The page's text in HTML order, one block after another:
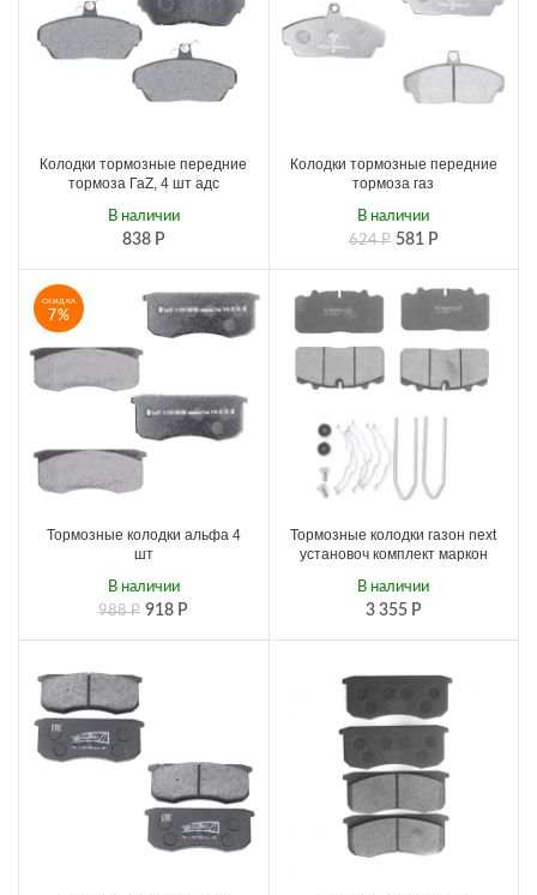
Колодки тормозные передние
тормоза ГаZ, 4 шт адс
838 Р
В наличии
Колодки тормозные передние
тормоза газ
624Р 581 Р
В наличии
СКИДКА
7%
Тормозные колодки альфа 4
шт
988Р 918 Р
В наличии
Тормозные колодки газон next
установоч комплект маркон
3 355 Р
В наличии